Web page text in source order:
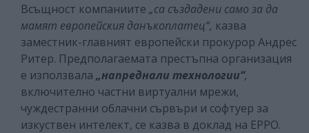
Всъщност компаниите „са създадени само за да
мамят европейския данъкоплатец“, казва
заместник-главният европейски прокурор Андрес
Ритер. Предполагаемата престъпна организация
е използвала „напреднали технологии“,
включително частни виртуални мрежи,
чуждестранни облачни сървъри и софтуер за
изкуствен интелект, се казва в доклад на EPPO.